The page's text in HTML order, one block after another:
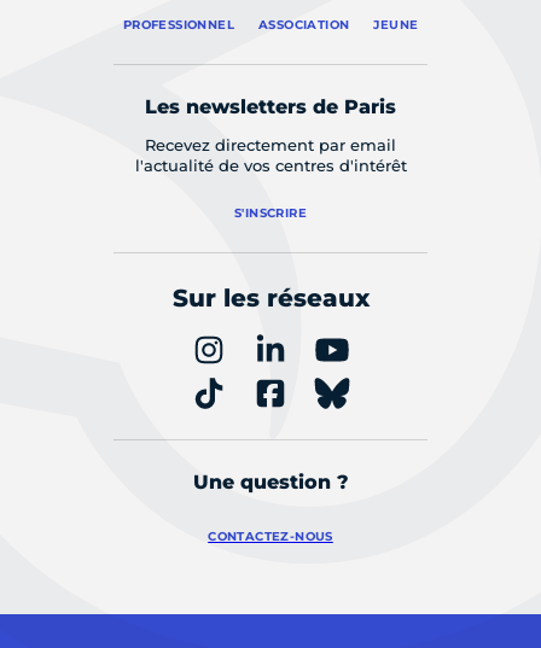
PROFESSIONNEL ASSOCIATION JEUNE
Les newsletters de Paris
Recevez directement par email
l'actualité de vos centres d'intérêt
S'INSCRIRE
Sur les réseaux
Une question ?
CONTACTEZ-NOUS